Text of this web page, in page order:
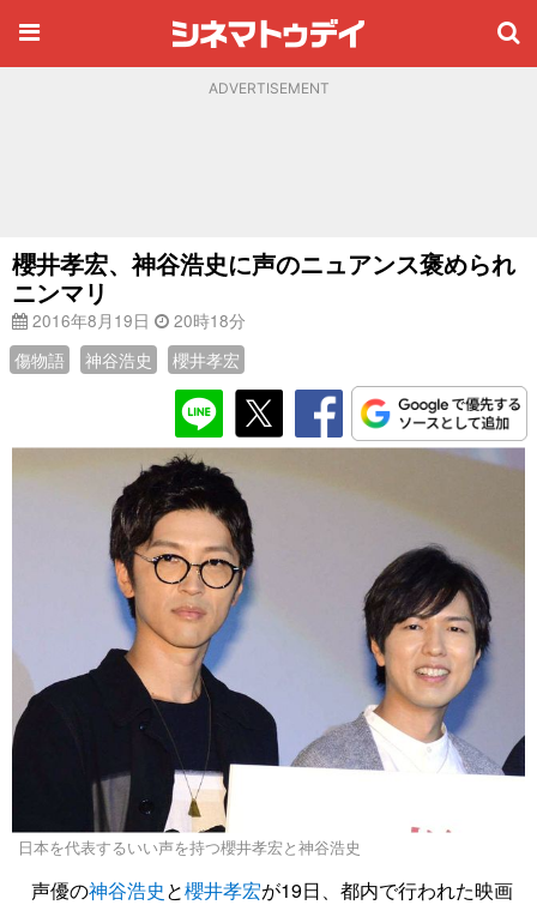
ADVERTISEMENT
櫻井孝宏、神谷浩史に声のニュアンス褒められ
ニンマリ
2016年8月19日
20時18分
傷物語
神谷浩史 櫻井孝宏
日本を代表するいい声を持つ櫻井孝宏と神谷浩史
声優の神谷浩史と櫻井孝宏が19日、都内で行われた映画